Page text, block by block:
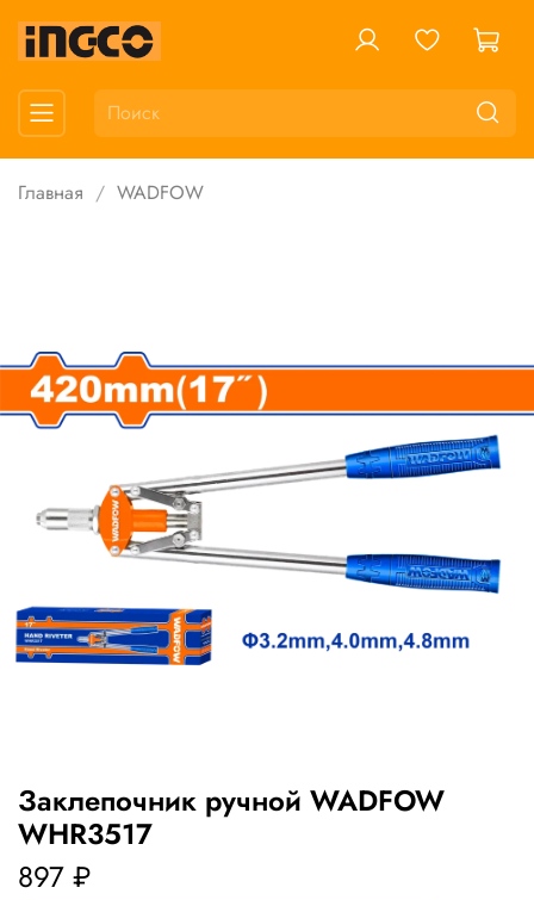
Главная WADFOW
Зaклeпoчник ручной WADFOW
WHR3517
897 ₽